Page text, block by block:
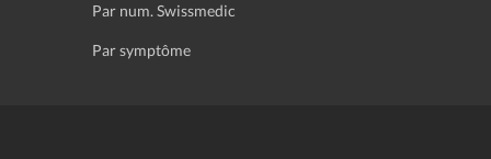
Par num. Swissmedic
Par symptôme